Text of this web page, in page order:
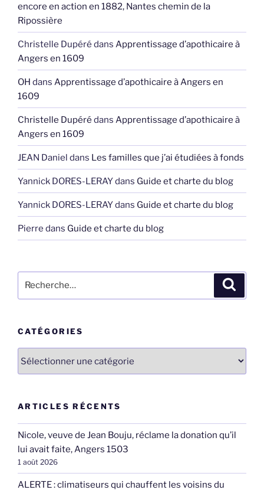
encore en action en 1882, Nantes chemin de la
Ripossière
Christelle Dupéré dans Apprentissage d’apothicaire à
Angers en 1609
OH dans Apprentissage d’apothicaire à Angers en
1609
Christelle Dupéré dans Apprentissage d’apothicaire à
Angers en 1609
JEAN Daniel dans Les familles que j’ai étudiées à fonds
Yannick DORES-LERAYdans Guide et charte du blog
Yannick DORES-LERAYdans Guide et charte du blog
Pierre dans Guide et charte du blog
pour
CATÉGORIES
ARTICLES RÉCENTS
Nicole, veuve de Jean Bouju, réclame la donation qu’il
lui avait faite, Angers 1503
1 août 2026
ALERTE : climatiseurs qui chauffent les voisins du